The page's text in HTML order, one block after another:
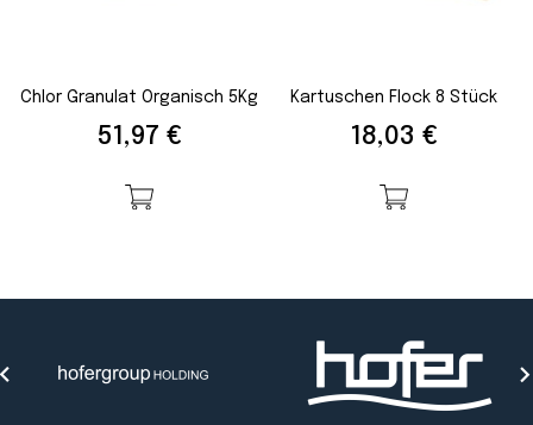
Chlor Granulat Organisch 5Kg
Preis
51,97 €
Kartuschen Flock 8 Stück
Preis
18,03 €